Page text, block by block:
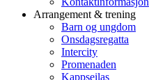
Arrangement & trening
Barn og ungdom
Onsdagsregatta
Intercity
Promenaden
Kappseilas